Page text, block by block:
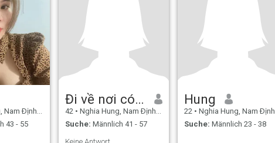
Ðịnh, Vietnam
43 - 55
Đi về nơi có nắng
42 • Nghia Hung, Nam Ðịnh, Vietnam
Suche: Männlich 41 - 57
Hung
22 • Nghia Hung, Nam Ðịnh, Vietnam
Suche: Männlich 23 - 38